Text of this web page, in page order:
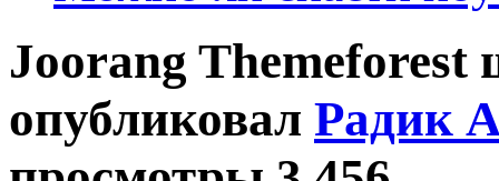
Joorang Themeforest
опубликовал Радик